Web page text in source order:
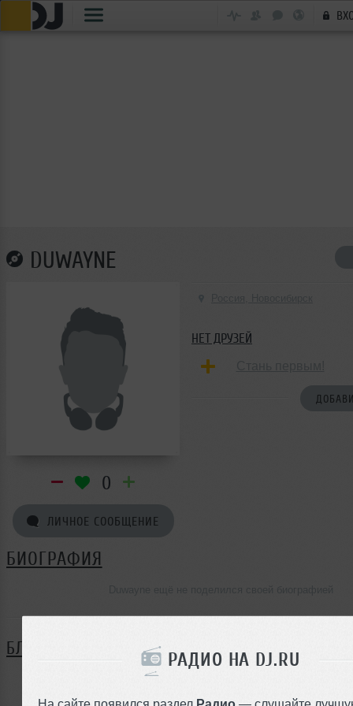
РАДИО НА DJ.RU
На сайте появился раздел Радио — слушайте
DUWAYNE
0
ЛИЧНОЕ СООБЩЕНИЕ
НЕТ ДРУЗЕЙ
БИОГРАФИЯ
БЛОГ